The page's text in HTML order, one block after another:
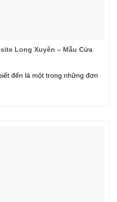
Long Xuyên – Mẫu Cửa
đến là một trong những đơn